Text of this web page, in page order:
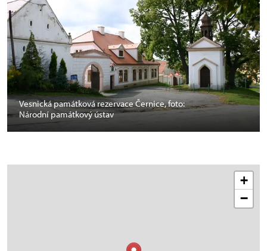
Vesnická památková rezervace Černice, foto:
Národní památkový ústav
+
−